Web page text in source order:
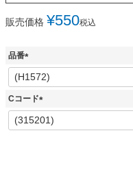
販売価格 ¥550税込
品番
(
必
須
Cコード
(
必